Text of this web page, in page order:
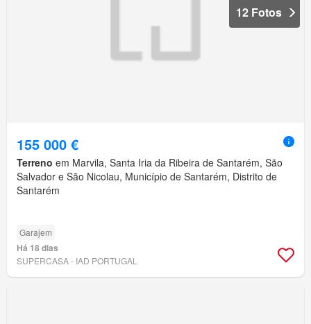
12 Fotos
155 000 €
Terreno em Marvila, Santa Iria da Ribeira de Santarém, São
Salvador e São Nicolau, Município de Santarém, Distrito de
Santarém
Garajem
Há 18 dias
SUPERCASA - IAD PORTUGAL